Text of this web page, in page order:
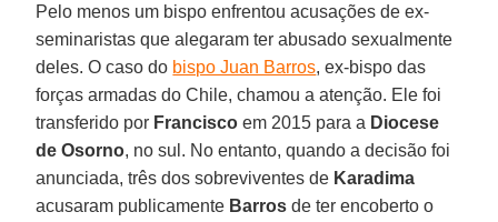
Pelo menos um bispo enfrentou acusações de ex-
seminaristas que alegaram ter abusado sexualmente
deles. O caso do bispo Juan Barros, ex-bispo das
forças armadas do Chile, chamou a atenção. Ele foi
transferido por Francisco em 2015 para a Diocese
de Osorno, no sul. No entanto, quando a decisão foi
anunciada, três dos sobreviventes de Karadima
acusaram publicamente Barros de ter encoberto o